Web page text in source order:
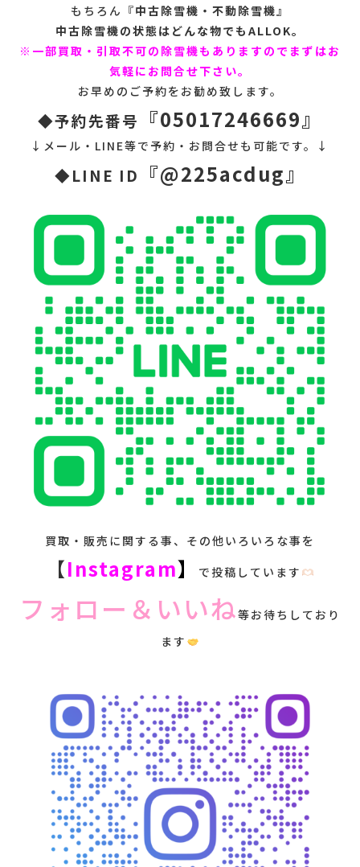
もちろん『中古除雪機・不動除雪機』
中古除雪機の状態はどんな物でもALLOK。
※一部買取・引取不可の除雪機もありますのでまずはお
気軽にお問合せ下さい。
お早めのご予約をお勧め致します。
◆予約先番号 『05017246669』
↓メール・LINE等で予約・お問合せも可能です。↓
◆LINE ID 『@225acdug』
買取・販売に関する事、その他いろいろな事を
【Instagram】 で投稿しています
フォロー＆いいね等お待ちしており
ます